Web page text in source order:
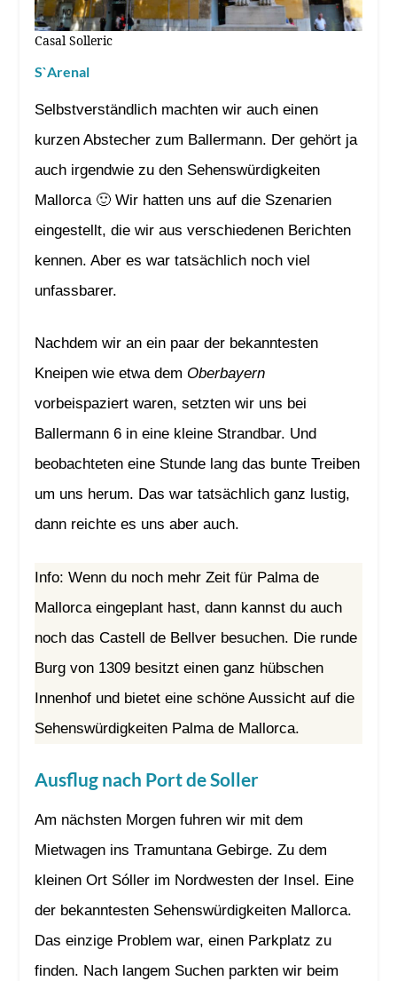
Casal Solleric
S`Arenal
Selbstverständlich machten wir auch einen
kurzen Abstecher zum Ballermann. Der gehört ja
auch irgendwie zu den Sehenswürdigkeiten
Mallorca 🙂 Wir hatten uns auf die Szenarien
eingestellt, die wir aus verschiedenen Berichten
kennen. Aber es war tatsächlich noch viel
unfassbarer.
Nachdem wir an ein paar der bekanntesten
Kneipen wie etwa dem Oberbayern
vorbeispaziert waren, setzten wir uns bei
Ballermann 6 in eine kleine Strandbar. Und
beobachteten eine Stunde lang das bunte Treiben
um uns herum. Das war tatsächlich ganz lustig,
dann reichte es uns aber auch.
Info: Wenn du noch mehr Zeit für Palma de
Mallorca eingeplant hast, dann kannst du auch
noch das Castell de Bellver besuchen. Die runde
Burg von 1309 besitzt einen ganz hübschen
Innenhof und bietet eine schöne Aussicht auf die
Sehenswürdigkeiten Palma de Mallorca.
Ausflug nach Port de Soller
Am nächsten Morgen fuhren wir mit dem
Mietwagen ins Tramuntana Gebirge. Zu dem
kleinen Ort Sóller im Nordwesten der Insel. Eine
der bekanntesten Sehenswürdigkeiten Mallorca.
Das einzige Problem war, einen Parkplatz zu
finden. Nach langem Suchen parkten wir beim